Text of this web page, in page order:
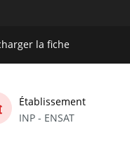
la fiche
Établissement
INP - ENSAT